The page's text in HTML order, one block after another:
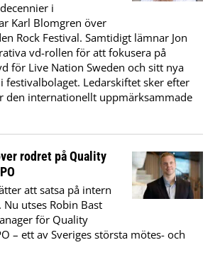
i
Karl Blomgren över
Rock Festival. Samtidigt lämnar Jon
vd-rollen för att fokusera på
för Live Nation Sweden och sitt nya
festivalbolaget. Ledarskiftet sker efter
den internationellt uppmärksammade
rodret på Quality
att satsa på intern
utses Robin Bast
för Quality
– ett av Sveriges största mötes- och